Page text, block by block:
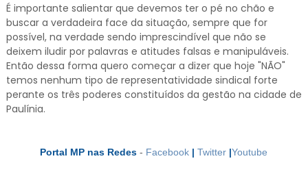
É importante salientar que devemos ter o pé no chão e
buscar a verdadeira face da situação, sempre que for
possível, na verdade sendo imprescindível que não se
deixem iludir por palavras e atitudes falsas e manipuláveis.
Então dessa forma quero começar a dizer que hoje "NÃO"
temos nenhum tipo de representatividade sindical forte
perante os três poderes constituídos da gestão na cidade de
Paulínia.
Portal MP nas Redes - Facebook | Twitter |Youtube